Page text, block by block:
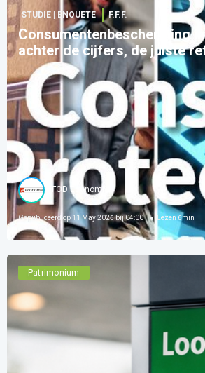
STUDIE | ENQUETE F.F.F.
Consumentenbescherming
achter de cijfers, de juiste
FOD Economie
Gepubliceerd op 11 May 2026 bij 04:00 Lezen 6min
Patrimonium